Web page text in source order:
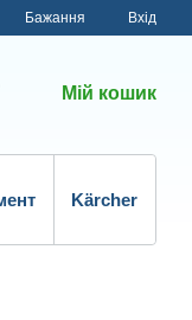
Бажання Вхід
Мій кошик
Kärcher